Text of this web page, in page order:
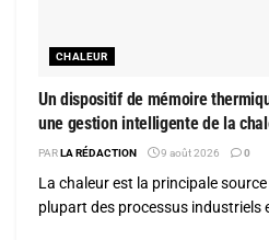
CHALEUR
Un dispositif de mémoire
une gestion intelligente de la
PARLA RÉDACTION 9 août 2026 0
La chaleur est la principale
plupart des processus industriels